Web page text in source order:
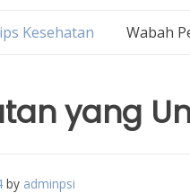
Kesehatan Wabah
yang
by adminpsi